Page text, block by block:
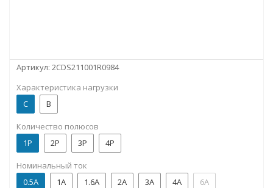
Артикул: 2CDS211001R0984
Характеристика нагрузки
C
B
Количество полюсов
1P
2P 3P 4P
Номинальный ток
0.5А
1А 1.6А 2А 3А 4А 6А